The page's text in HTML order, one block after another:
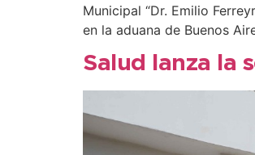
Municipal “Dr. Emilio
en la aduana de Buenos
Salud lanza la